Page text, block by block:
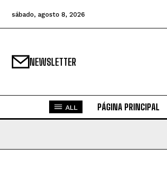
sábado, agosto 8, 2026
NEWSLETTER
ALL PÁGINA PRINCIPAL